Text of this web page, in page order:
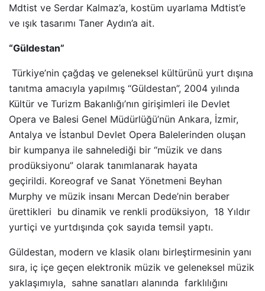
Mdtist ve Serdar Kalmaz’a, kostüm uyarlama Mdtist’e
ve ışık tasarımı Taner Aydın’a ait.
“Güldestan”
Türkiye’nin çağdaş ve geleneksel kültürünü yurt dışına
tanıtma amacıyla yapılmış “Güldestan”, 2004 yılında
Kültür ve Turizm Bakanlığı’nın girişimleri ile Devlet
Opera ve Balesi Genel Müdürlüğü’nün Ankara, İzmir,
Antalya ve İstanbul Devlet Opera Balelerinden oluşan
bir kumpanya ile sahnelediği bir “müzik ve dans
prodüksiyonu” olarak tanımlanarak hayata
geçirildi. Koreograf ve Sanat Yönetmeni Beyhan
Murphy ve müzik insanı Mercan Dede’nin beraber
ürettikleri bu dinamik ve renkli prodüksiyon, 18 Yıldır
yurtiçi ve yurtdışında çok sayıda temsil yaptı.
Güldestan, modern ve klasik olanı birleştirmesinin yanı
sıra, iç içe geçen elektronik müzik ve geleneksel müzik
yaklaşımıyla, sahne sanatları alanında farklılığını